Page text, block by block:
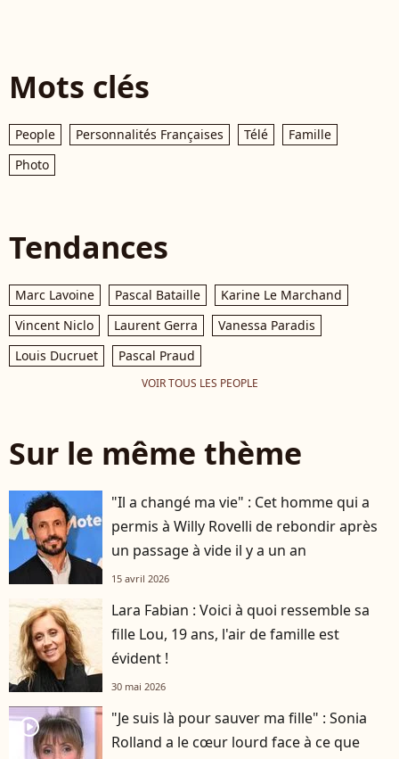
Mots clés
People Personnalités Françaises Télé
Famille
Photo
Tendances
Marc Lavoine Pascal Bataille
Karine Le Marchand
Vincent Niclo
Laurent Gerra
Vanessa Paradis
Louis Ducruet
Pascal Praud
VOIR TOUS LES PEOPLE
Sur le même thème
"Il a changé ma vie" : Cet homme qui a
permis à Willy Rovelli de rebondir après
un passage à vide il y a un an
15 avril 2026
Lara Fabian : Voici à quoi ressemble sa
fille Lou, 19 ans, l'air de famille est
évident !
30 mai 2026
player2
"Je suis là pour sauver ma fille" : Sonia
Rolland a le cœur lourd face à ce que